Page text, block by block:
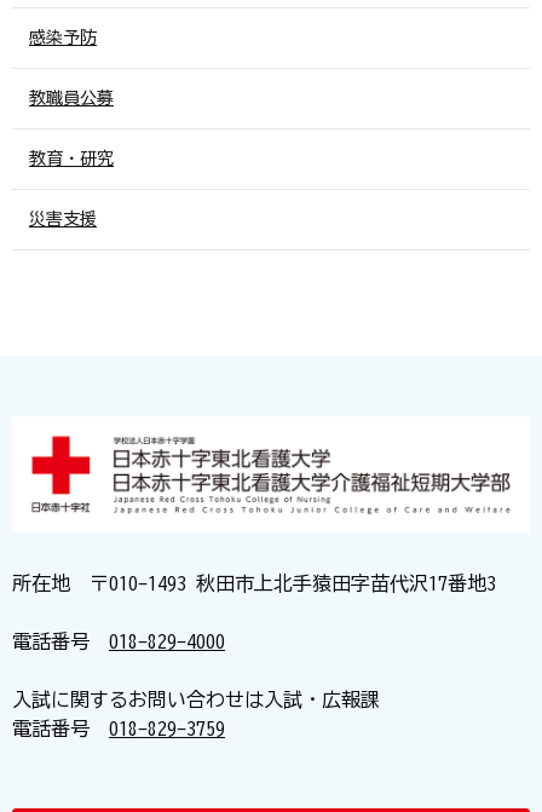
感染予防
教職員公募
教育・研究
災害支援
所在地 〒010-1493 秋田市上北手猿田字苗代沢17番地3
電話番号 018-829-4000
入試に関するお問い合わせは入試・広報課
電話番号 018-829-3759